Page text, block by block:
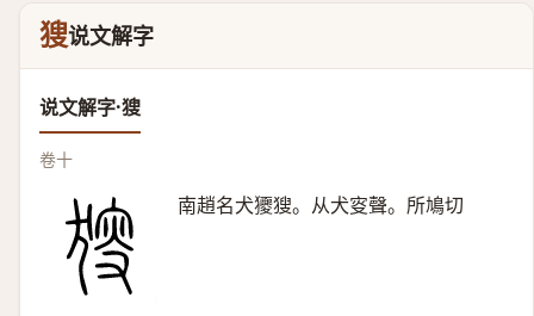
獀说文解字
说文解字·獀
卷十
南趙名犬獿獀。从犬叜聲。所鳩切